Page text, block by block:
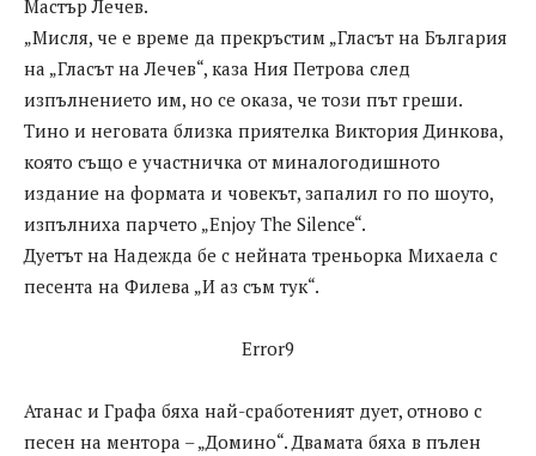
Мастър Лечев.
„Мисля, че е време да прекръстим „Гласът на България
на „Гласът на Лечев“, каза Ния Петрова след
изпълнението им, но се оказа, че този път греши.
Тино и неговата близка приятелка Виктория Динкова,
която също е участничка от миналогодишното
издание на формата и човекът, запалил го по шоуто,
изпълниха парчето „Enjoy The Silence“.
Дуетът на Надежда бе с нейната треньорка Михаела с
песента на Филева „И аз съм тук“.
Error9
Атанас и Графа бяха най-сработеният дует, отново с
песен на ментора – „Домино“. Двамата бяха в пълен